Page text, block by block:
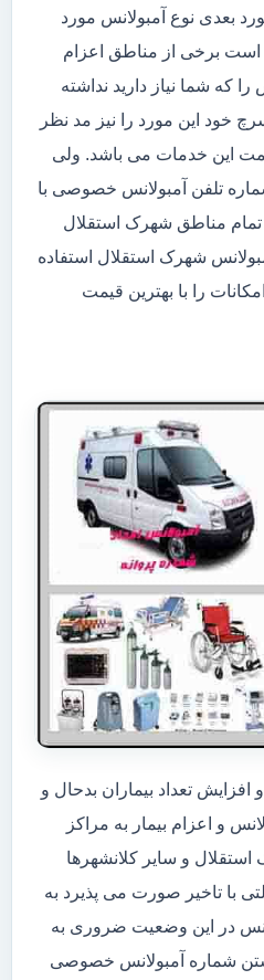
بعدی نوع آمبولانس مورد
برخی از مناطق اعزام
که شما نیاز دارید نداشته
خود این مورد را نیز مد نظر
این خدمات می باشد. ولی
تلفن آمبولانس خصوصی با
مناطق شهرک استقلال
شهرک استقلال استفاده
را با بهترین قیمت
افزایش تعداد بیماران بدحال و
و اعزام بیمار به مراکز
و سایر کلانشهرها
با تاخیر صورت می پذیرد به
در این وضعیت ضروری به
شماره آمبولانس خصوصی